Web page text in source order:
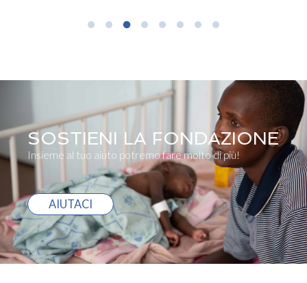
SOSTIENI LA FONDAZIONE
Insieme al tuo aiuto potremo fare molto di più!
AIUTACI